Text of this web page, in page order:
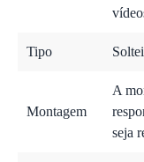
Tipo
Montagem
A
seja